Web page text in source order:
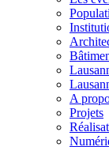
A
Projets